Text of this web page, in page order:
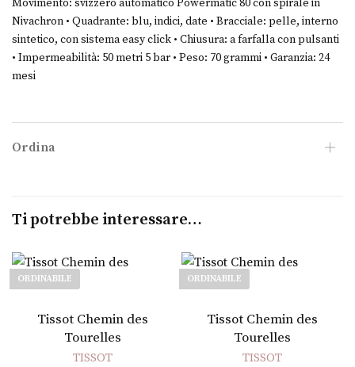
Movimento: svizzero automatico Powermatic 80 con spirale in
Nivachron • Quadrante: blu, indici, date • Bracciale: pelle, interno
sintetico, con sistema easy click • Chiusura: a farfalla con pulsanti
• Impermeabilità: 50 metri 5 bar • Peso: 70 grammi • Garanzia: 24
mesi
Ordina
Ti potrebbe interessare…
ORDINABILE
Leggi tutto
Tissot Chemin des
Tourelles
TISSOT
ORDINABILE
Leggi tutto
Tissot Chemin des
Tourelles
TISSOT